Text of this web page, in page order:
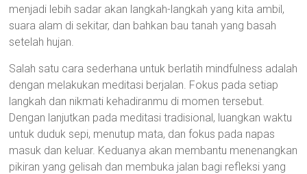
menjadi lebih sadar akan langkah-langkah yang kita ambil,
suara alam di sekitar, dan bahkan bau tanah yang basah
setelah hujan.
Salah satu cara sederhana untuk berlatih mindfulness adalah
dengan melakukan meditasi berjalan. Fokus pada setiap
langkah dan nikmati kehadiranmu di momen tersebut.
Dengan lanjutkan pada meditasi tradisional, luangkan waktu
untuk duduk sepi, menutup mata, dan fokus pada napas
masuk dan keluar. Keduanya akan membantu menenangkan
pikiran yang gelisah dan membuka jalan bagi refleksi yang